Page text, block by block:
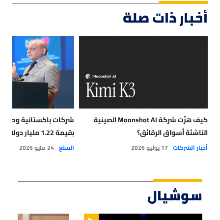
أخبار ذات صلة
كيف هزّت شركة Moonshot AI الصينية
الناشئة أسواق الرقائق؟
أخبار الشركات 17 يوليو 2026
شركات باكستانية
بقيمة 1.22 مليار دولار
السلع 24 مايو 2026
سوشيال